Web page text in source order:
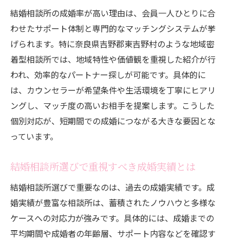
結婚相談所の成婚率が高い理由は、会員一人ひとりに合
わせたサポート体制と専門的なマッチングシステムが挙
げられます。特に奈良県吉野郡東吉野村のような地域密
着型相談所では、地域特性や価値観を重視した紹介が行
われ、効率的なパートナー探しが可能です。具体的に
は、カウンセラーが希望条件や生活環境を丁寧にヒアリ
ングし、マッチ度の高いお相手を提案します。こうした
個別対応が、短期間での成婚につながる大きな要因とな
っています。
結婚相談所選びで重視すべき成婚実績とは
結婚相談所選びで重要なのは、過去の成婚実績です。成
婚実績が豊富な相談所は、蓄積されたノウハウと多様な
ケースへの対応力が強みです。具体的には、成婚までの
平均期間や成婚者の年齢層、サポート内容などを確認す